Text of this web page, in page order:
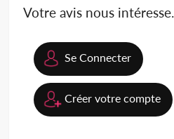
Votre avis nous intéresse.
Se Connecter
Créer votre compte